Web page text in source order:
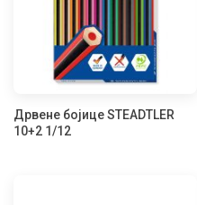
Дрвене бојице STEADTLER
10+2 1/12